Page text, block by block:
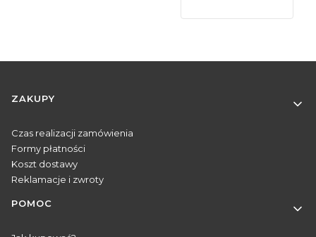
Linki w stopce
ZAKUPY
Czas realizacji zamówienia
Formy płatności
Koszt dostawy
Reklamacje i zwroty
POMOC